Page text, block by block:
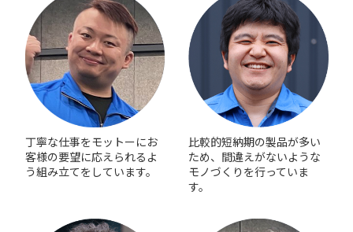
丁寧な仕事をモットーにお
客様の要望に応えられるよ
う組み立てをしています。
比較的短納期の製品が多い
ため、間違えがないような
モノづくりを行っていま
す。